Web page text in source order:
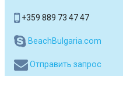
+359 889 73 47 47
BeachBulgaria.com
Отправить запрос